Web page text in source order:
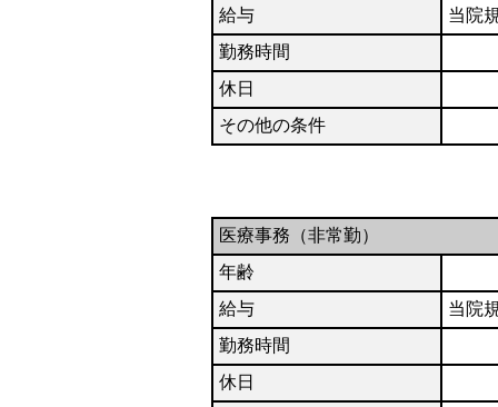
給与
当院
勤務時間
休日
その他の条件
医療事務（非常勤）
年齢
給与
当院
勤務時間
休日